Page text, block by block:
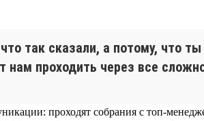
так сказали, а потому, что
проходить через все
проходят собрания с топ-